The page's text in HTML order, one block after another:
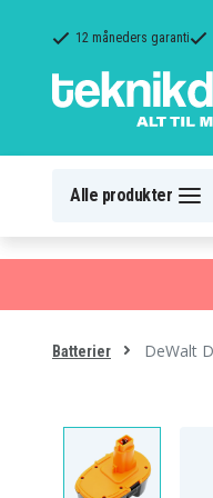
12 måneders garanti
Alle produkter
Batterier DeWalt